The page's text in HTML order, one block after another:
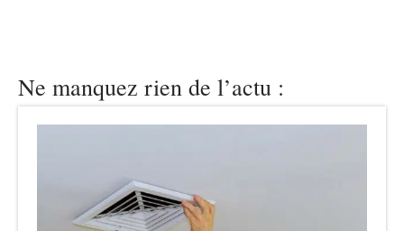
Ne manquez rien de l’actu :